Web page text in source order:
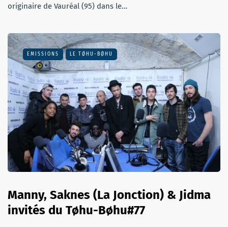
originaire de Vauréal (95) dans le…
EMISSIONS LE TØHU-BØHU
Manny, Saknes (La Jonction) & Jidma
invités du Tøhu-Bøhu#77